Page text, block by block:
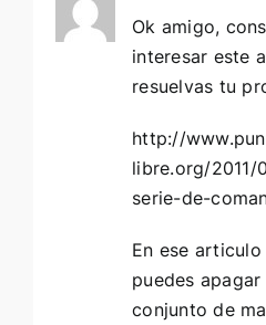
Ok amigo,
interesar este
resuelvas tu
http://
libre.org/2011/
serie-de-
En ese
puedes
conjunto de